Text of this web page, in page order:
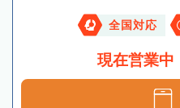
全国対応
現在営業中